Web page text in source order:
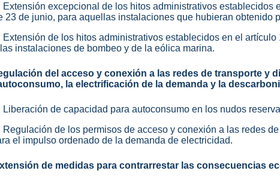
Extensión excepcional de los hitos administrativos establecidos
23 de junio, para aquellas instalaciones que hubieran obtenido
Extensión de los hitos administrativos establecidos en el
instalaciones de bombeo y de la eólica marina.
del acceso y conexión a las redes de transporte y
la electrificación de la demanda y la
Liberación de capacidad para autoconsumo en los nudos
Regulación de los permisos de acceso y conexión a las redes
el impulso ordenado de la demanda de electricidad.
de medidas para contrarrestar las consecuencias